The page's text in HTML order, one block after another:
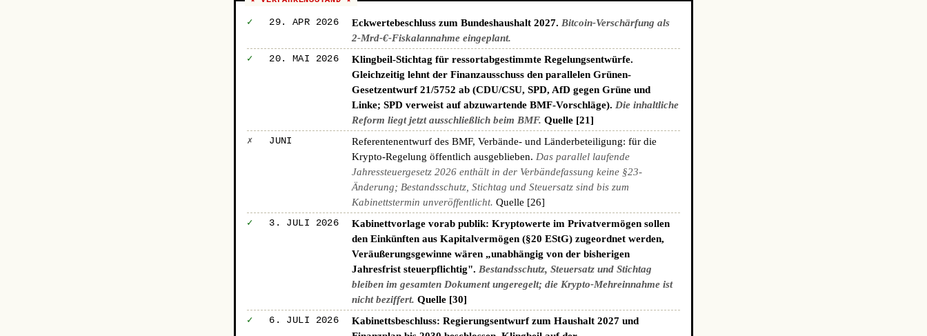
✓ 29. APR 2026 Eckwertebeschluss zum Bundeshaushalt 2027. Bitcoin-Verschärfung als
2-Mrd-€-Fiskalannahme eingeplant.
✓ 20. MAI 2026
Klingbeil-Stichtag für ressortabgestimmte Regelungsentwürfe.
Gleichzeitig lehnt der Finanzausschuss den parallelen Grünen-
Gesetzentwurf 21/5752 ab (CDU/CSU, SPD, AfD gegen Grüne und
Linke; SPD verweist auf abzuwartende BMF-Vorschläge). Die inhaltliche
Reform liegt jetzt ausschließlich beim BMF. Quelle [21]
✗ JUNI
Referentenentwurf des BMF, Verbände- und Länderbeteiligung: für die
Krypto-Regelung öffentlich ausgeblieben. Das parallel laufende
Jahressteuergesetz 2026 enthält in der Verbändefassung keine §23-
Änderung; Bestandsschutz, Stichtag und Steuersatz sind bis zum
Kabinettstermin unveröffentlicht. Quelle [26]
✓ 3. JULI 2026
Kabinettvorlage vorab publik: Kryptowerte im Privatvermögen sollen
den Einkünften aus Kapitalvermögen (§20 EStG) zugeordnet werden,
Veräußerungsgewinne wären „unabhängig von der bisherigen
Jahresfrist steuerpflichtig". Bestandsschutz, Steuersatz und Stichtag
bleiben im gesamten Dokument ungeregelt; die Krypto-Mehreinnahme ist
nicht beziffert. Quelle [30]
✓ 6. JULI 2026
Kabinettsbeschluss: Regierungsentwurf zum Haushalt 2027 und